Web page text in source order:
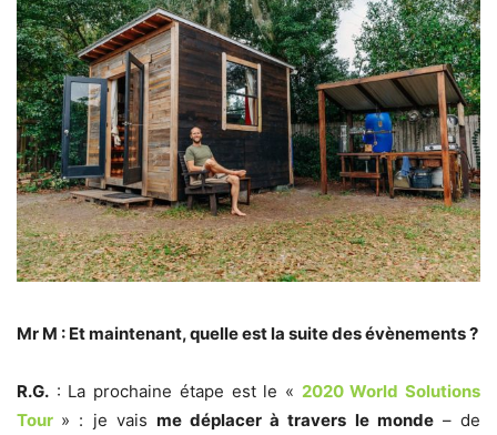
Mr M : Et maintenant, quelle est la suite des évènements ?
R.G. : La prochaine étape est le « 2020 World Solutions
Tour » : je vais me déplacer à travers le monde– de